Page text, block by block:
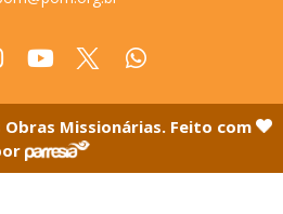
Missionárias. Feito com